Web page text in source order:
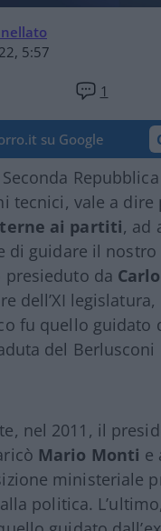
5:57
1
su Google
tecnici, vale a dire
ai partiti, ad
di guidare il nostro
da
dell’XI
fu quello guidato
del Berlusconi
nel 2011, il
Mario Monti e
ministeriale
politica.